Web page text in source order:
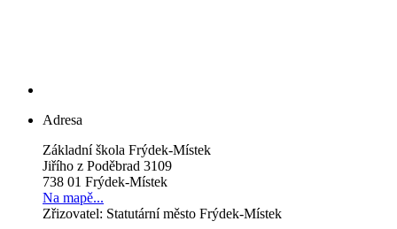
Adresa
Základní škola Frýdek-Místek
Jiřího z Poděbrad 3109
738 01 Frýdek-Místek
Na mapě...
Zřizovatel: Statutární město Frýdek-Místek